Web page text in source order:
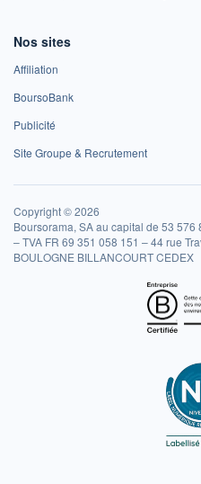
Nos sites
Affiliation
BoursoBank
Publicité
Site Groupe & Recrutement
Copyright © 2026
Boursorama, SA au capital de 53
– TVA FR 69 351 058 151 – 44 rue
BOULOGNE BILLANCOURT CEDEX